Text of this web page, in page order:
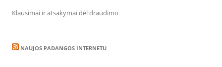
Klausimai ir atsakymai dėl draudimo
NAUJOS PADANGOS INTERNETU